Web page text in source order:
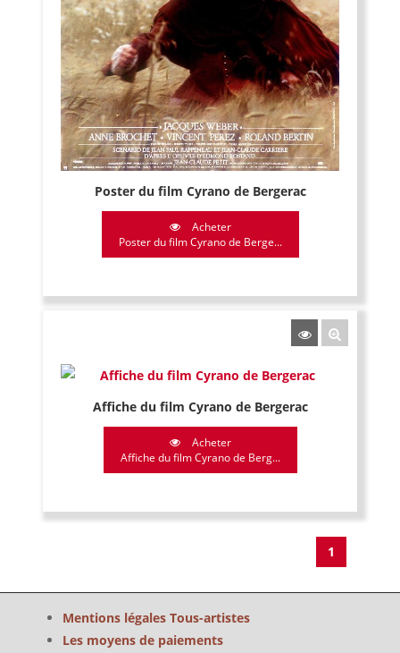
Poster du film Cyrano de Bergerac
Acheter
Poster du film Cyrano de Berge...
Affiche du film Cyrano de Bergerac
Acheter
Affiche du film Cyrano de Berg...
1
Mentions légales Tous-artistes
Les moyens de paiements